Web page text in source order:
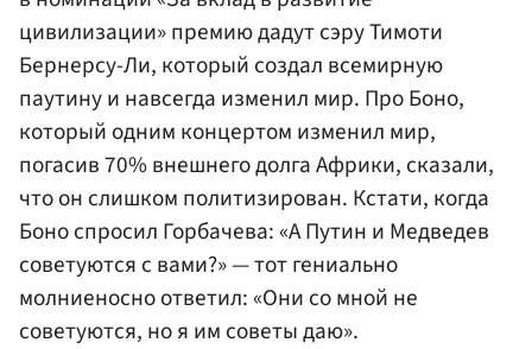
цивилизации» премию дадут сэру Тимоти
Бернерсу-Ли, который создал всемирную
паутину и навсегда изменил мир. Про Боно,
который одним концертом изменил мир,
погасив 70% внешнего долга Африки, сказали,
что он слишком политизирован. Кстати, когда
Боно спросил Горбачева: «А Путин и Медведев
советуются с вами?» — тот гениально
молниеносно ответил: «Они со мной не
советуются, но я им советы даю».